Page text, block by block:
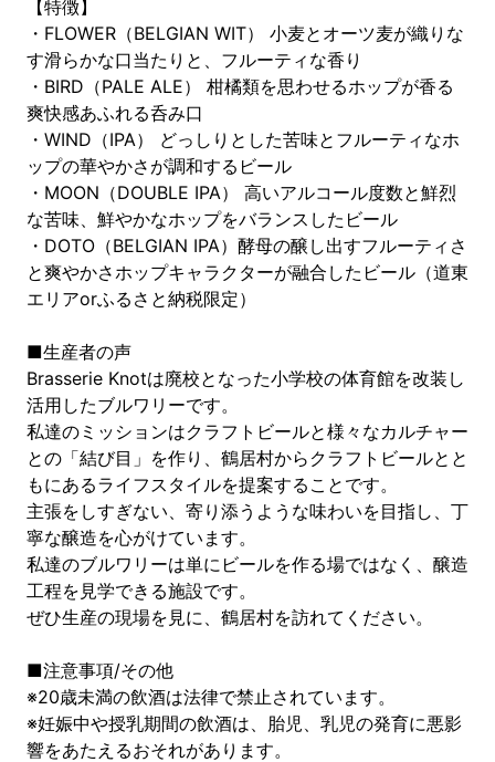
【特徴】
・FLOWER（BELGIAN WIT） 小麦とオーツ麦が織りな
す滑らかな口当たりと、フルーティな香り
・BIRD（PALE ALE） 柑橘類を思わせるホップが香る
爽快感あふれる呑み口
・WIND（IPA） どっしりとした苦味とフルーティなホ
ップの華やかさが調和するビール
・MOON（DOUBLE IPA） 高いアルコール度数と鮮烈
な苦味、鮮やかなホップをバランスしたビール
・DOTO（BELGIAN IPA）酵母の醸し出すフルーティさ
と爽やかさホップキャラクターが融合したビール（道東
エリアorふるさと納税限定）
■生産者の声
Brasserie Knotは廃校となった小学校の体育館を改装し
活用したブルワリーです。
私達のミッションはクラフトビールと様々なカルチャー
との「結び目」を作り、鶴居村からクラフトビールとと
もにあるライフスタイルを提案することです。
主張をしすぎない、寄り添うような味わいを目指し、丁
寧な醸造を心がけています。
私達のブルワリーは単にビールを作る場ではなく、醸造
工程を見学できる施設です。
ぜひ生産の現場を見に、鶴居村を訪れてください。
■注意事項/その他
※20歳未満の飲酒は法律で禁止されています。
※妊娠中や授乳期間の飲酒は、胎児、乳児の発育に悪影
響をあたえるおそれがあります。